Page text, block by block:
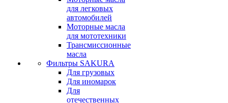
для легковых
автомобилей
Моторные масла
для мототехники
Трансмиссионные
масла
Фильтры SAKURA
Для грузовых
Для иномарок
Для
отечественных